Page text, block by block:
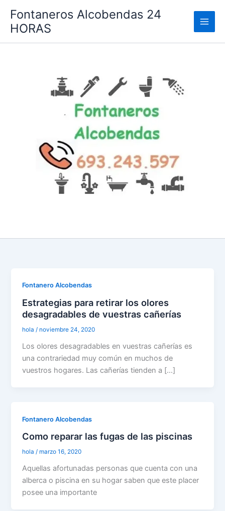
contenido
Fontaneros Alcobendas 24
HORAS
Fontanero Alcobendas
Estrategias para retirar los olores
desagradables de vuestras cañerías
hola/ noviembre 24, 2020
Los olores desagradables en vuestras cañerías es
una contrariedad muy común en muchos de
vuestros hogares. Las cañerías tienden a […]
Fontanero Alcobendas
Como reparar las fugas de las piscinas
hola/ marzo 16, 2020
Aquellas afortunadas personas que cuenta con una
alberca o piscina en su hogar saben que este placer
posee una importante